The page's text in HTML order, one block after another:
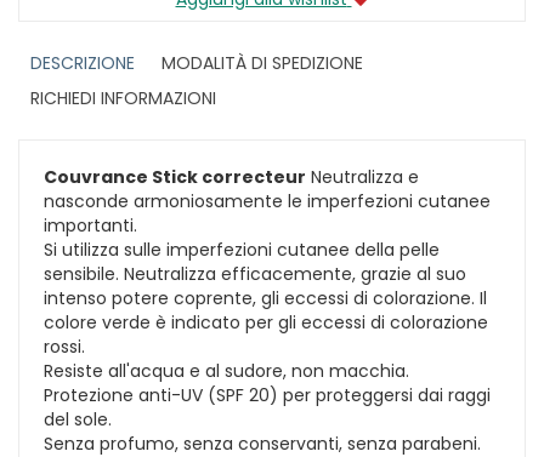
DESCRIZIONE
MODALITÀ DI SPEDIZIONE
RICHIEDI INFORMAZIONI
Couvrance Stick correcteur Neutralizza e
nasconde armoniosamente le imperfezioni cutanee
importanti.
Si utilizza sulle imperfezioni cutanee della pelle
sensibile. Neutralizza efficacemente, grazie al suo
intenso potere coprente, gli eccessi di colorazione. Il
colore verde è indicato per gli eccessi di colorazione
rossi.
Resiste all'acqua e al sudore, non macchia.
Protezione anti-UV (SPF 20) per proteggersi dai raggi
del sole.
Senza profumo, senza conservanti, senza parabeni.